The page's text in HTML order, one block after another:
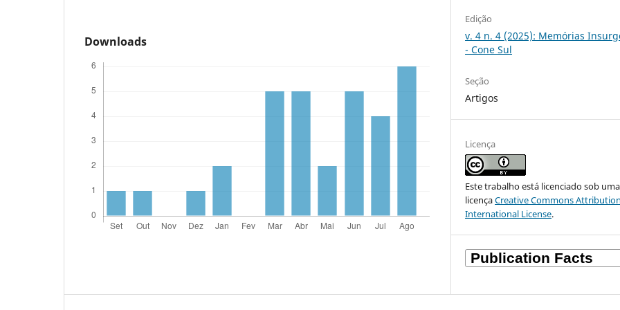
Downloads
Edição
v. 4 n. 4 (2025): Memórias
- Cone Sul
Seção
Artigos
Licença
Este trabalho está licenciado sob uma
licençaCreative Commons
International License.